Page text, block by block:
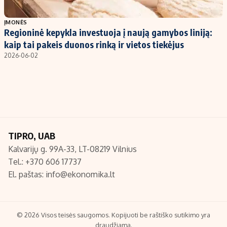
Populiarios temos
Investavimas
Akcijų rinka
Titulinis
Nedarbo išmokos skaičiuoklė
Redakcija
Turinio žymėjimo taisyklės
ĮMONĖS
Regioninė kepykla investuoja į naują gamybos liniją:
kaip tai pakeis duonos rinką ir vietos tiekėjus
2026-06-02
TIPRO, UAB
Kalvarijų g. 99A-33, LT-08219 Vilnius
Tel.: +370 606 17737
El. paštas: info@ekonomika.lt
© 2026 Visos teisės saugomos. Kopijuoti be raštiško sutikimo yra
draudžiama.